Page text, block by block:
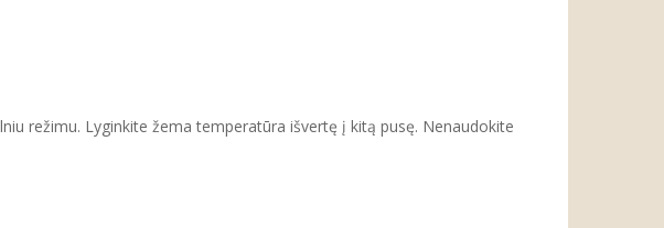
režimu. Lyginkite žema temperatūra išvertę į kitą pusę. Nenaudokite